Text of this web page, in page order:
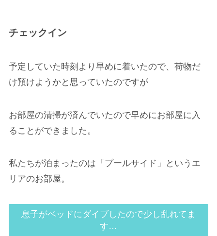
チェックイン
予定していた時刻より早めに着いたので、荷物だ
け預けようかと思っていたのですが
お部屋の清掃が済んでいたので早めにお部屋に入
ることができました。
私たちが泊まったのは「プールサイド」というエ
リアのお部屋。
息子がベッドにダイブしたので少し乱れてま
す…